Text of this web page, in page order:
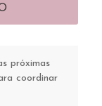
próximas
coordinar